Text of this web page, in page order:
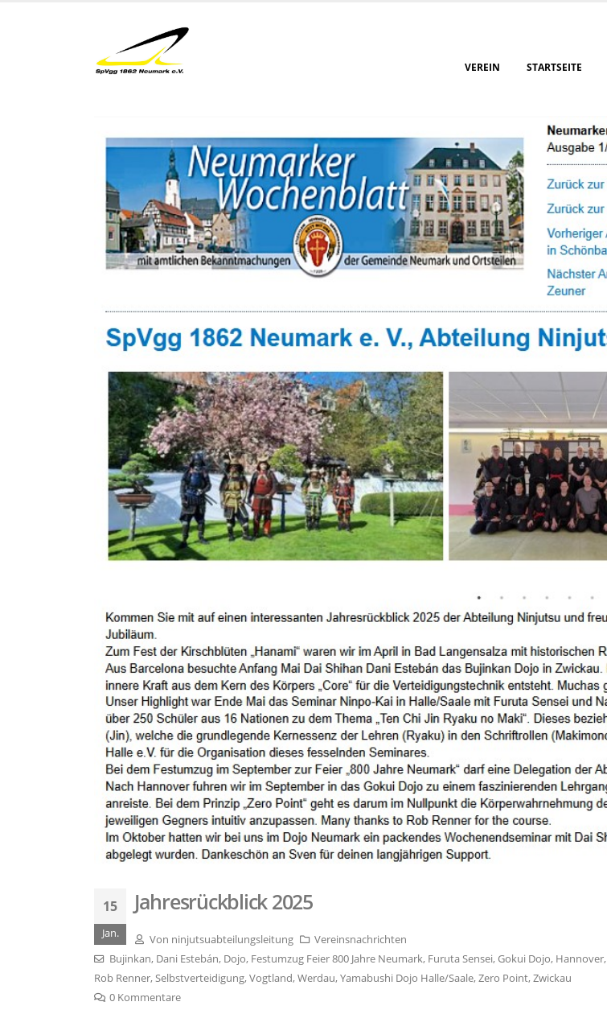
VEREIN STARTSEITE
15
Jan.
Jahresrückblick 2025
Von ninjutsuabteilungsleitung
Vereinsnachrichten
Bujinkan, Dani Estebán, Dojo, Festumzug Feier 800 Jahre Neumark, Furuta Sensei,Gokui Dojo, Hannover,
Rob Renner,Selbstverteidigung,Vogtland,Werdau,Yamabushi Dojo Halle/Saale,Zero Point,Zwickau
0 Kommentare